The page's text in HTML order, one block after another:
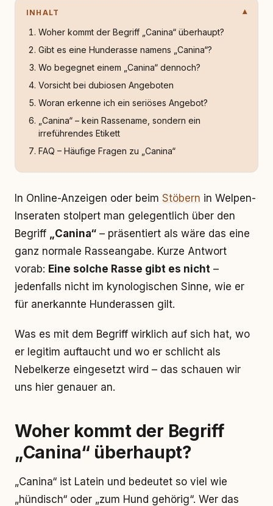
INHALT
Woher kommt der Begriff „Canina“ überhaupt?
Gibt es eine Hunderasse namens „Canina“?
Wo begegnet einem „Canina“ dennoch?
Vorsicht bei dubiosen Angeboten
Woran erkenne ich ein seriöses Angebot?
„Canina“ – kein Rassename, sondern ein
irreführendes Etikett
FAQ – Häufige Fragen zu „Canina“
In Online-Anzeigen oder beim Stöbern in Welpen-
Inseraten stolpert man gelegentlich über den
Begriff „Canina“ – präsentiert als wäre das eine
ganz normale Rasseangabe. Kurze Antwort
vorab: Eine solche Rasse gibt es nicht –
jedenfalls nicht im kynologischen Sinne, wie er
für anerkannte Hunderassen gilt.
Was es mit dem Begriff wirklich auf sich hat, wo
er legitim auftaucht und wo er schlicht als
Nebelkerze eingesetzt wird – das schauen wir
uns hier genauer an.
Woher kommt der Begriff
„Canina“ überhaupt?
„Canina“ ist Latein und bedeutet so viel wie
„hündisch“ oder „zum Hund gehörig“. Wer das